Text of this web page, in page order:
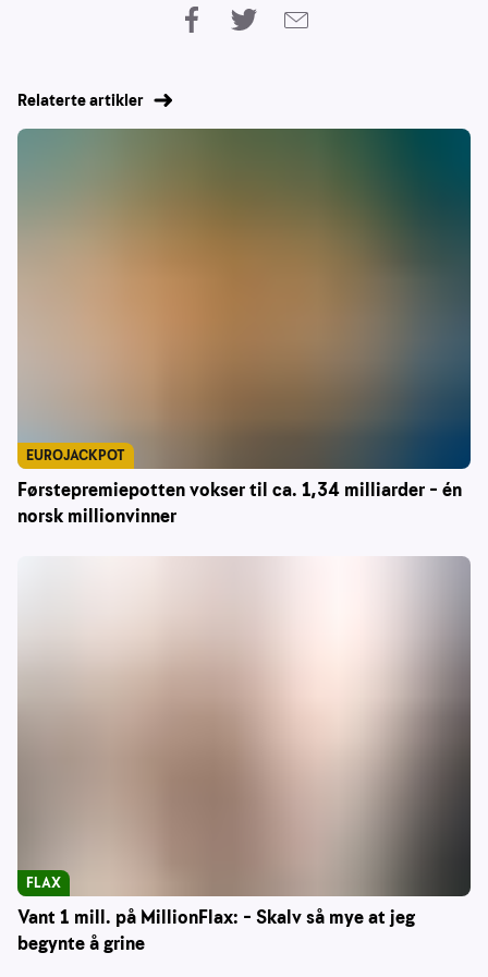
Relaterte artikler
Førstepremiepotten vokser til ca. 1,34 milliarder – én
norsk millionvinner
EUROJACKPOT
Vant 1 mill. på MillionFlax: – Skalv så mye at jeg
begynte å grine
FLAX